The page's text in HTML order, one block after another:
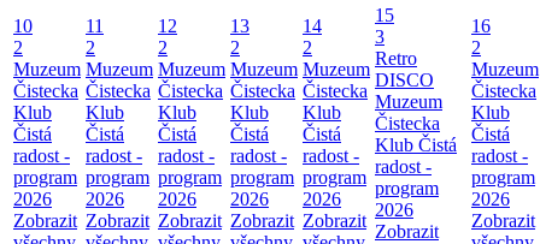
10
2
Muzeum
Čistecka
Klub
Čistá
radost -
program
2026
Zobrazit
11
2
Muzeum
Čistecka
Klub
Čistá
radost -
program
2026
Zobrazit
12
2
Muzeum
Čistecka
Klub
Čistá
radost -
program
2026
Zobrazit
13
2
Muzeum
Čistecka
Klub
Čistá
radost -
program
2026
Zobrazit
14
2
Muzeum
Čistecka
Klub
Čistá
radost -
program
2026
Zobrazit
15
3
Retro
DISCO
Muzeum
Čistecka
Klub Čistá
radost -
program
2026
Zobrazit
16
2
Muzeum
Čistecka
Klub
Čistá
radost -
program
2026
Zobrazit